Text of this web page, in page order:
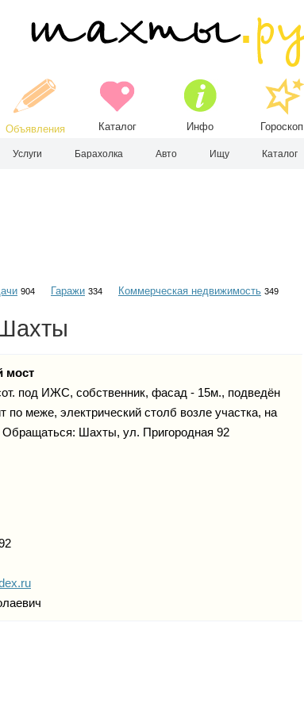
Объявления Каталог Инфо Гороскоп
Услуги Барахолка Авто Ищу Каталог
904 Гаражи 334 Коммерческая недвижимость 349
мост
под ИЖС, собственник, фасад - 15м., подведён
по меже, электрический столб возле участка, на
Обращаться: Шахты, ул. Пригородная 92